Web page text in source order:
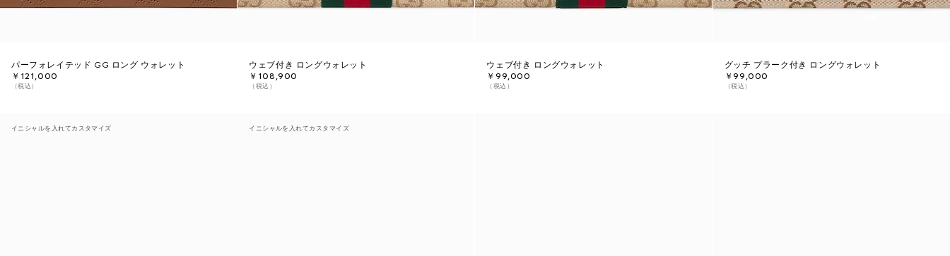
パーフォレイテッド GG ロング ウォレット
￥121,000
（税込）
ウェブ付き ロングウォレット
￥108,900
（税込）
ウェブ付き ロングウォレット
￥99,000
（税込）
グッチ プラーク付き ロングウォレット
￥99,000
（税込）
イニシャルを入れてカスタマイズ イニシャルを入れてカスタマイズ